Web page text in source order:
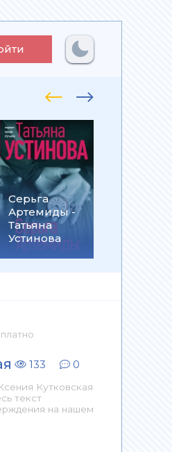
Серьга
Артемиды -
Татьяна
Устинова
на
- Ольга
Громыко
133 0
Кутковская
текст
на нашем